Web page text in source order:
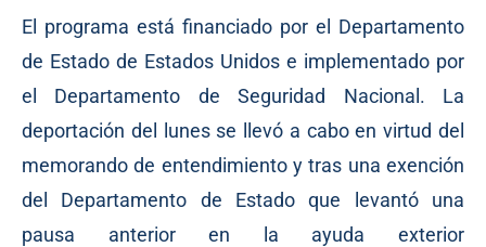
El programa está financiado por el Departamento
de Estado de Estados Unidos e implementado por
el Departamento de Seguridad Nacional. La
deportación del lunes se llevó a cabo en virtud del
memorando de entendimiento y tras una exención
del Departamento de Estado que levantó una
pausa anterior en la ayuda exterior